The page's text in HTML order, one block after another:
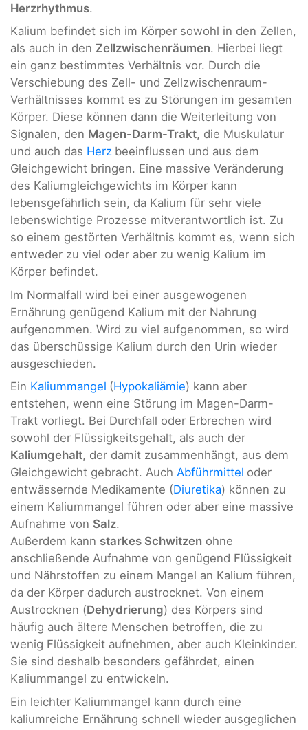
Herzrhythmus.
Kalium befindet sich im Körper sowohl in den Zellen,
als auch in den Zellzwischenräumen. Hierbei liegt
ein ganz bestimmtes Verhältnis vor. Durch die
Verschiebung des Zell- und Zellzwischenraum-
Verhältnisses kommt es zu Störungen im gesamten
Körper. Diese können dann die Weiterleitung von
Signalen, den Magen-Darm-Trakt, die Muskulatur
und auch das Herz beeinflussen und aus dem
Gleichgewicht bringen. Eine massive Veränderung
des Kaliumgleichgewichts im Körper kann
lebensgefährlich sein, da Kalium für sehr viele
lebenswichtige Prozesse mitverantwortlich ist. Zu
so einem gestörten Verhältnis kommt es, wenn sich
entweder zu viel oder aber zu wenig Kalium im
Körper befindet.
Im Normalfall wird bei einer ausgewogenen
Ernährung genügend Kalium mit der Nahrung
aufgenommen. Wird zu viel aufgenommen, so wird
das überschüssige Kalium durch den Urin wieder
ausgeschieden.
Ein Kaliummangel (Hypokaliämie) kann aber
entstehen, wenn eine Störung im Magen-Darm-
Trakt vorliegt. Bei Durchfall oder Erbrechen wird
sowohl der Flüssigkeitsgehalt, als auch der
Kaliumgehalt, der damit zusammenhängt, aus dem
Gleichgewicht gebracht. Auch Abführmittel oder
entwässernde Medikamente (Diuretika) können zu
einem Kaliummangel führen oder aber eine massive
Aufnahme von Salz.
Außerdem kann starkes Schwitzen ohne
anschließende Aufnahme von genügend Flüssigkeit
und Nährstoffen zu einem Mangel an Kalium führen,
da der Körper dadurch austrocknet. Von einem
Austrocknen (Dehydrierung) des Körpers sind
häufig auch ältere Menschen betroffen, die zu
wenig Flüssigkeit aufnehmen, aber auch Kleinkinder.
Sie sind deshalb besonders gefährdet, einen
Kaliummangel zu entwickeln.
Ein leichter Kaliummangel kann durch eine
kaliumreiche Ernährung schnell wieder ausgeglichen